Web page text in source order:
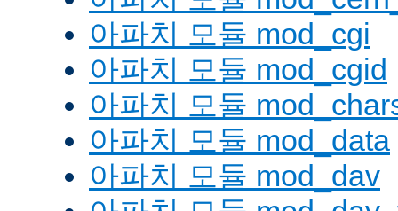
아파치 모듈 mod_cgi
아파치 모듈 mod_cgid
아파치 모듈
아파치 모듈 mod_data
아파치 모듈 mod_dav